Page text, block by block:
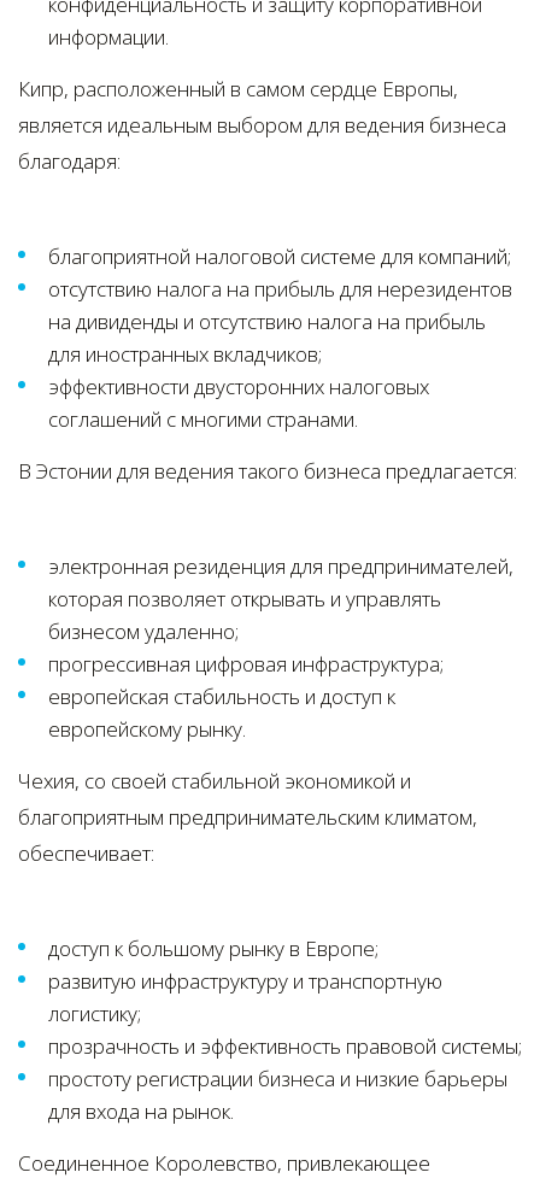
информации.
Кипр, расположенный в самом сердце Европы,
является идеальным выбором для ведения бизнеса
благодаря:
благоприятной налоговой системе для компаний;
отсутствию налога на прибыль для нерезидентов
на дивиденды и отсутствию налога на прибыль
для иностранных вкладчиков;
эффективности двусторонних налоговых
соглашений с многими странами.
В Эстонии для ведения такого бизнеса предлагается:
электронная резиденция для предпринимателей,
которая позволяет открывать и управлять
бизнесом удаленно;
прогрессивная цифровая инфраструктура;
европейская стабильность и доступ к
европейскому рынку.
Чехия, со своей стабильной экономикой и
благоприятным предпринимательским климатом,
обеспечивает:
доступ к большому рынку в Европе;
развитую инфраструктуру и транспортную
логистику;
прозрачность и эффективность правовой системы;
простоту регистрации бизнеса и низкие барьеры
для входа на рынок.
Соединенное Королевство, привлекающее